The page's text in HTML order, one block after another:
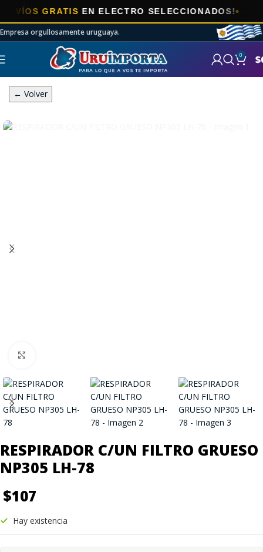
GRATISEN ELECTRO SELECCIONADOS!
Empresa orgullosamente uruguaya.
0 $
← Volver
RESPIRADOR C/UN FILTRO GRUESO
NP305 LH-78
$107
Hay existencia